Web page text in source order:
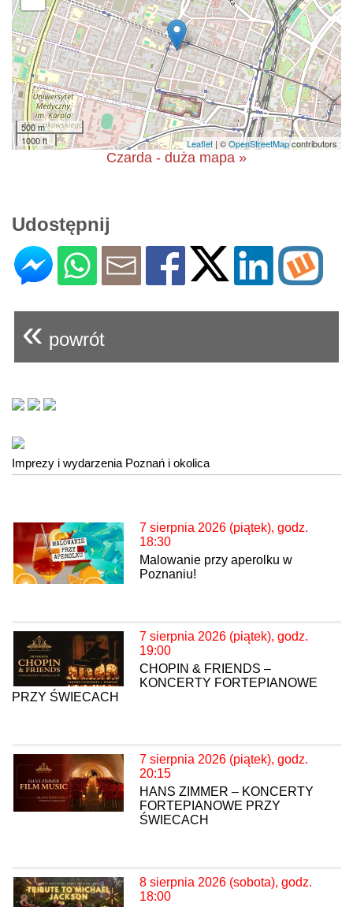
500 m
1000 ft
Leaflet | ©OpenStreetMapcontributors
Czarda - duża mapa »
Udostępnij
« powrót
Imprezy i wydarzenia Poznań i okolica
7 sierpnia 2026 (piątek), godz.
18:30
Malowanie przy aperolku w
Poznaniu!
7 sierpnia 2026 (piątek), godz.
19:00
CHOPIN & FRIENDS –
KONCERTY FORTEPIANOWE
PRZY ŚWIECACH
7 sierpnia 2026 (piątek), godz.
20:15
HANS ZIMMER – KONCERTY
FORTEPIANOWE PRZY
ŚWIECACH
8 sierpnia 2026 (sobota), godz.
18:00